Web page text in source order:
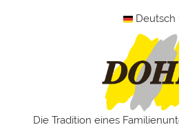
Deutsch
Die Tradition eines